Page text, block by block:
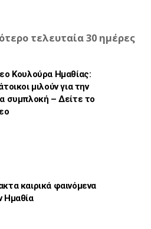
τελευταία 30 ημέρες
Κουλούρα Ημαθίας:
μιλούν για την
συμπλοκή – Δείτε το
καιρικά φαινόμενα
Ημαθία